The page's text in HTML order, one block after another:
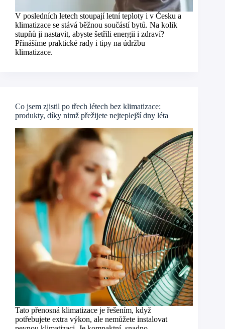
V posledních letech stoupají letní teploty i v Česku a
klimatizace se stává běžnou součástí bytů. Na kolik
stupňů ji nastavit, abyste šetřili energii i zdraví?
Přinášíme praktické rady i tipy na údržbu
klimatizace.
Co jsem zjistil po třech létech bez klimatizace:
produkty, díky nimž přežijete nejteplejší dny léta
Tato přenosná klimatizace je řešením, když
potřebujete extra výkon, ale nemůžete instalovat